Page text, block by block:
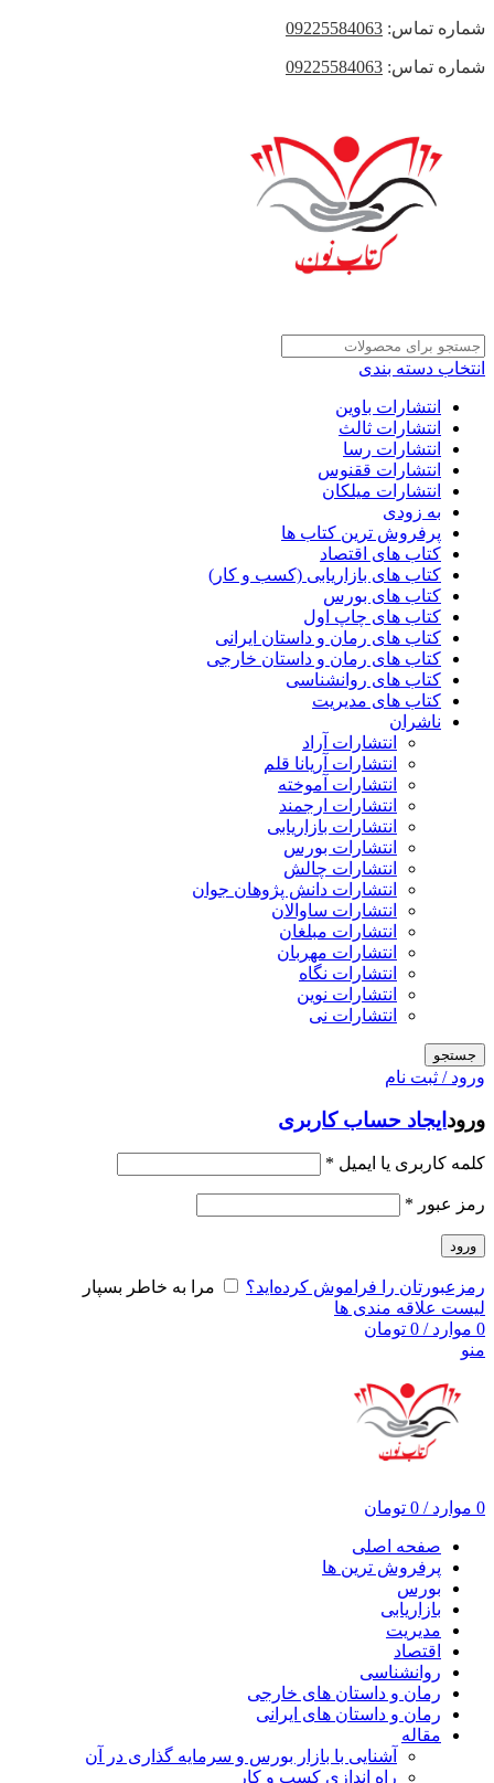
شماره تماس: 09225584063
شماره تماس: 09225584063
انتخاب دسته بندی
انتشارات باوین
انتشارات ثالث
انتشارات رسا
انتشارات ققنوس
انتشارات میلکان
به زودی
پرفروش ترین کتاب ها
کتاب های اقتصاد
کتاب های بازاریابی (کسب و کار)
کتاب های بورس
کتاب های چاپ اول
کتاب های رمان و داستان ایرانی
کتاب های رمان و داستان خارجی
کتاب های روانشناسی
کتاب های مدیریت
ناشران
انتشارات آراد
انتشارات آریانا قلم
انتشارات آموخته
انتشارات ارجمند
انتشارات بازاریابی
انتشارات بورس
انتشارات چالش
انتشارات دانش پژوهان جوان
انتشارات ساوالان
انتشارات مبلغان
انتشارات مهربان
انتشارات نگاه
انتشارات نوین
انتشارات نی
جستجو
ورود / ثبت نام
ورود ایجاد حساب کاربری
کلمه کاربری یا ایمیل *
رمز عبور *
ورود
رمزعبورتان را فراموش کرده‌اید؟
مرا به خاطر بسپار
لیست علاقه مندی ها
0 موارد /
0 تومان
منو
0 موارد /
0 تومان
صفحه اصلی
پرفروش ترین ها
بورس
بازاریابی
مدیریت
اقتصاد
روانشناسی
رمان و داستان های خارجی
رمان و داستان های ایرانی
مقاله
آشنایی با بازار بورس و سرمایه گذاری در آن
راه اندازی کسب و کار